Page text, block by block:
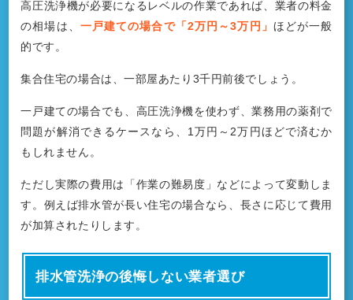
高圧洗浄機が必要になるレベルの作業であれば、業者の料金
の相場は、 一戸建ての場合で「2万円～3万円」 ほどが一般
的です。
集合住宅の場合は、一部屋あたり3千円前後でしょう。
一戸建ての場合でも、高圧洗浄機を使わず、業務用の薬剤で
問題が解消できるケースなら、1万円～2万円ほどで済むか
もしれません。
ただし実際の費用は「作業の難易度」などによって変動しま
す。例えば排水管が長い住宅の場合なら、長さに応じて費用
が加算されたりします。
排水管洗浄の後悔しない業者選び